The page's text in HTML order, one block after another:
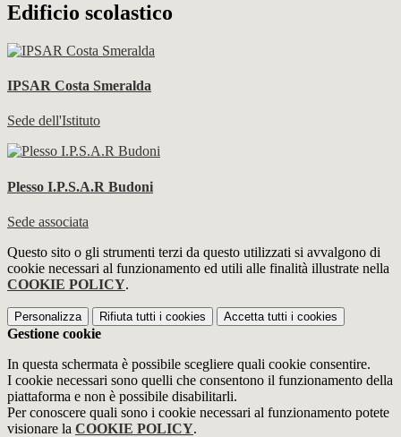
Edificio scolastico
IPSAR Costa Smeralda
Sede dell'Istituto
Plesso I.P.S.A.R Budoni
Sede associata
Questo sito o gli strumenti terzi da questo utilizzati si avvalgono di
cookie necessari al funzionamento ed utili alle finalità illustrate nella
COOKIE POLICY.
Personalizza Rifiuta tutti i cookies Accetta tutti i cookies
Gestione cookie
In questa schermata è possibile scegliere quali cookie consentire.
I cookie necessari sono quelli che consentono il funzionamento della
piattaforma e non è possibile disabilitarli.
Per conoscere quali sono i cookie necessari al funzionamento potete
visionare la COOKIE POLICY.